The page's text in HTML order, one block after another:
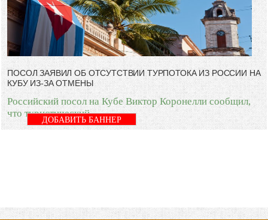
ПОСОЛ ЗАЯВИЛ ОБ ОТСУТСТВИИ ТУРПОТОКА ИЗ РОССИИ НА
КУБУ ИЗ-ЗА ОТМЕНЫ
Российский посол на Кубе Виктор Коронелли сообщил,
что туристический
ДОБАВИТЬ БАННЕР